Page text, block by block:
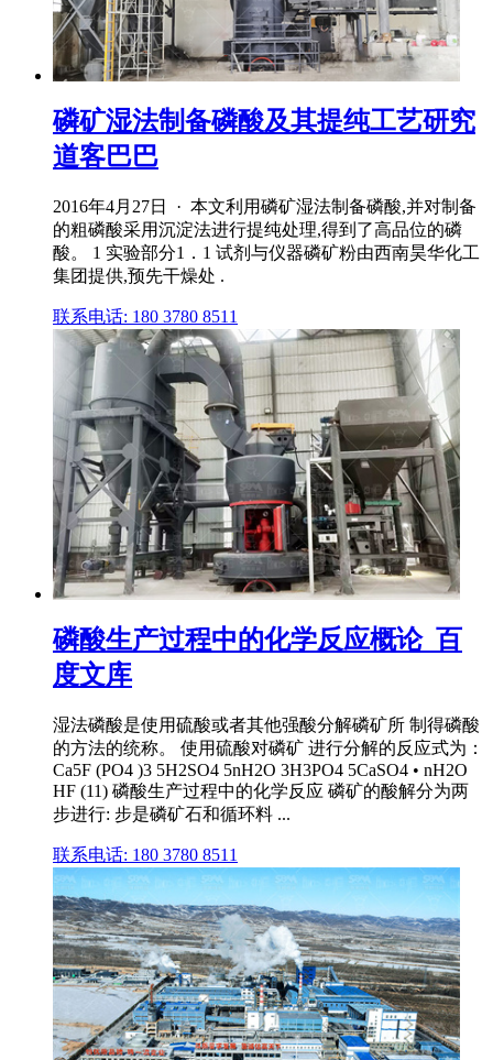
磷矿湿法制备磷酸及其提纯工艺研究
道客巴巴
2016年4月27日 · 本文利用磷矿湿法制备磷酸,并对制备
的粗磷酸采用沉淀法进行提纯处理,得到了高品位的磷
酸。 1 实验部分1．1 试剂与仪器磷矿粉由西南昊华化工
集团提供,预先干燥处 .
联系电话: 180 3780 8511
磷酸生产过程中的化学反应概论_百
度文库
湿法磷酸是使用硫酸或者其他强酸分解磷矿所 制得磷酸
的方法的统称。 使用硫酸对磷矿 进行分解的反应式为：
Ca5F (PO4 )3 5H2SO4 5nH2O 3H3PO4 5CaSO4 • nH2O
HF (11) 磷酸生产过程中的化学反应 磷矿的酸解分为两
步进行: 步是磷矿石和循环料 ...
联系电话: 180 3780 8511